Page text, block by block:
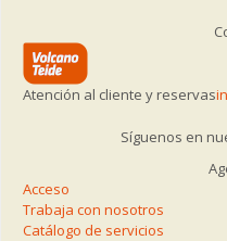
Atención al cliente y reservas
Síguenos en
Acceso
Trabaja con nosotros
Catálogo de servicios